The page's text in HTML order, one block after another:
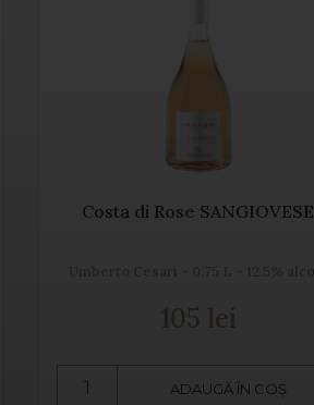
Costa di Rose SANGIOVESE
105 lei
ADAUGĂ ÎN COȘ